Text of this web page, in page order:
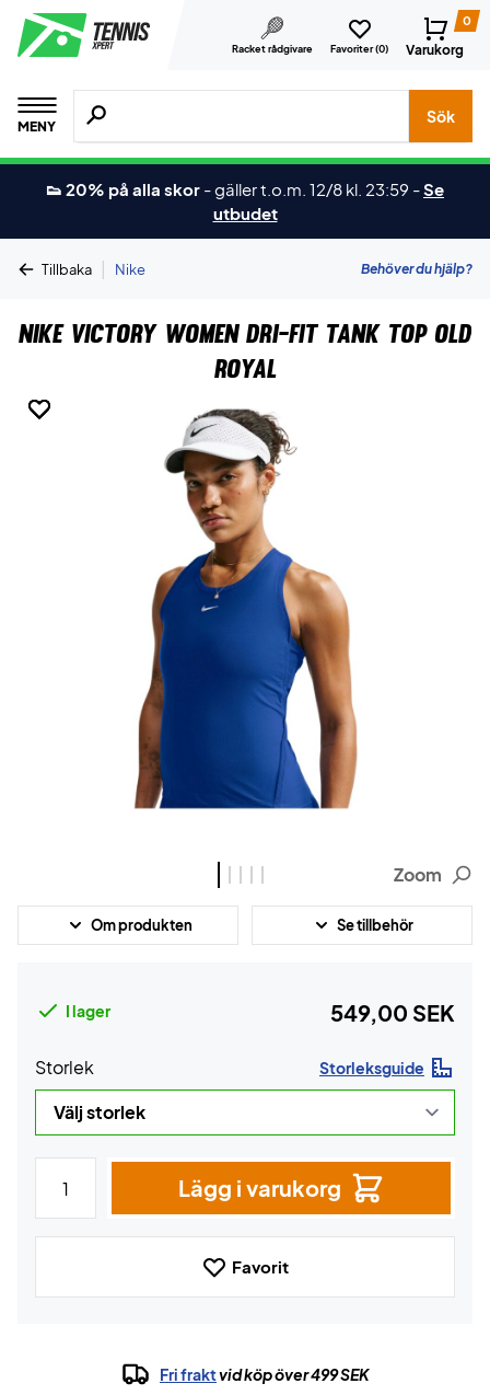
Racket rådgivare Favoriter (0)
0
Varukorg
MENY
Sök efter produkter, märken osv.
Sök
👟 20% på alla skor -gäller t.o.m. 12/8 kl. 23:59 -Se
utbudet
Tillbaka | Nike Behöver du hjälp?
Nike Victory Women Dri-FIT Tank Top Old
Royal
Zoom
Om produkten Se tillbehör
I lager 549,00 SEK
Storlek Storleksguide
Lägg i varukorg
Favorit
Fri fraktvid köp över 499 SEK